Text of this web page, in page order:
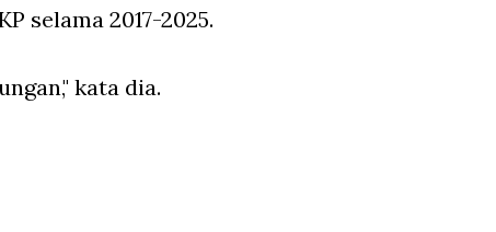
selama 2017-2025.
kata dia.